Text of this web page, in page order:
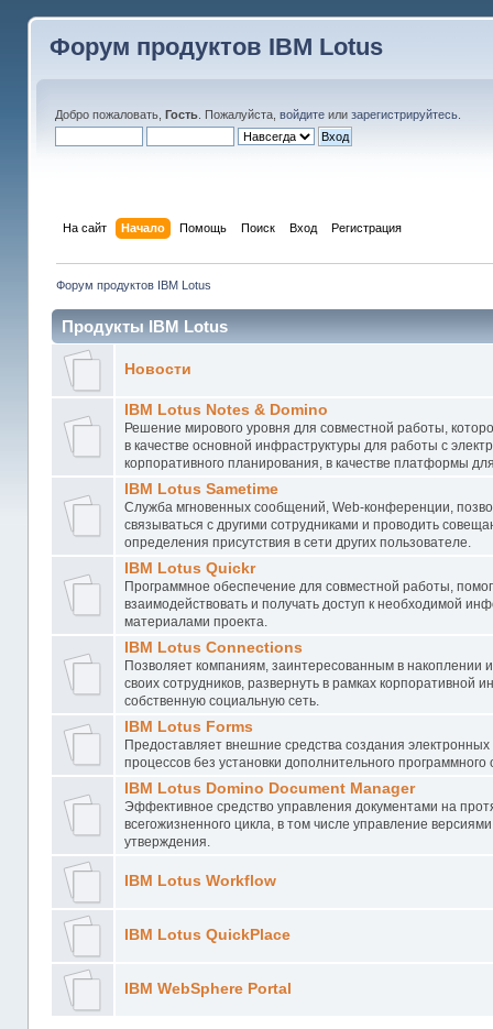
Форум продуктов IBM Lotus
Добро пожаловать, Гость. Пожалуйста, войдитеили зарегистрируйтесь.
На сайт Начало Помощь Поиск Вход Регистрация
Форум продуктов IBM Lotus
Продукты IBM Lotus
Новости
IBM Lotus Notes & Domino
Решение мирового уровня для совместной работы,
в качестве основной инфраструктуры для работы с
корпоративного планирования, в качестве платформы
IBM Lotus Sametime
Служба мгновенных сообщений, Web-конференции,
связываться с другими сотрудниками и проводить
определения присутствия в сети других пользователе.
IBM Lotus Quickr
Программное обеспечение для совместной работы,
взаимодействовать и получать доступ к необходимой
материалами проекта.
IBM Lotus Connections
Позволяет компаниям, заинтересованным в накоплении
своих сотрудников, развернуть в рамках корпоративной
собственную социальную сеть.
IBM Lotus Forms
Предоставляет внешние средства создания
процессов без установки дополнительного программного
IBM Lotus Domino Document Manager
Эффективное средство управления документами на
всегожизненного цикла, в том числе управление
утверждения.
IBM Lotus Workflow
IBM Lotus QuickPlace
IBM WebSphere Portal